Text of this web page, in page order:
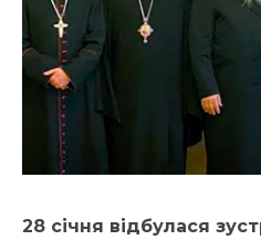
28 січня відбулася